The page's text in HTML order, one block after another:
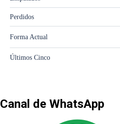
Canal de WhatsApp